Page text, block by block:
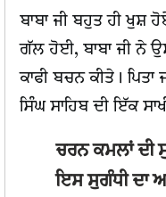
ਬਾਬਾ ਜੀ ਬਹੁਤ ਹੀ ਖੁਸ਼
ਗੱਲ ਹੋਈ, ਬਾਬਾ ਜੀ ਨੇ
ਕਾਫੀ ਬਚਨ ਕੀਤੇ।
ਸਿੰਘ ਸਾਹਿਬ ਦੀ ਇੱਕ
ਚਰਨ ਕਮਲਾਂ ਦੀ
ਇਸ ਸੁਗੰਧੀ ਦਾ